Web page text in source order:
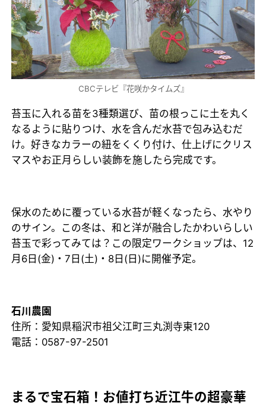
CBCテレビ『花咲かタイムズ』
苔玉に入れる苗を3種類選び、苗の根っこに土を丸く
なるように貼りつけ、水を含んだ水苔で包み込むだ
け。好きなカラーの紐をくくり付け、仕上げにクリス
マスやお正月らしい装飾を施したら完成です。
保水のために覆っている水苔が軽くなったら、水やり
のサイン。この冬は、和と洋が融合したかわいらしい
苔玉で彩ってみては？この限定ワークショップは、12
月6日(金)・7日(土)・8日(日)に開催予定。
石川農園
住所：愛知県稲沢市祖父江町三丸渕寺東120
電話：0587-97-2501
まるで宝石箱！お値打ち近江牛の超豪華